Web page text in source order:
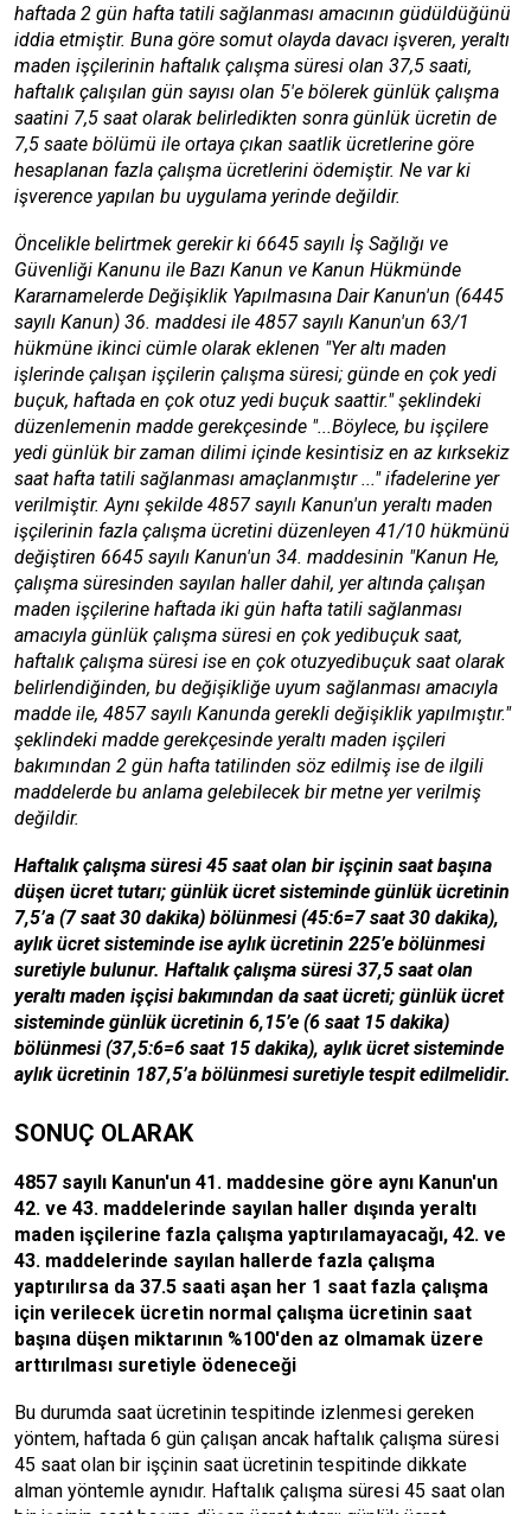
haftada 2 gün hafta tatili sağlanması amacının güdüldüğünü
iddia etmiştir. Buna göre somut olayda davacı işveren, yeraltı
maden işçilerinin haftalık çalışma süresi olan 37,5 saati,
haftalık çalışılan gün sayısı olan 5'e bölerek günlük çalışma
saatini 7,5 saat olarak belirledikten sonra günlük ücretin de
7,5 saate bölümü ile ortaya çıkan saatlik ücretlerine göre
hesaplanan fazla çalışma ücretlerini ödemiştir. Ne var ki
işverence yapılan bu uygulama yerinde değildir.
Öncelikle belirtmek gerekir ki 6645 sayılı İş Sağlığı ve
Güvenliği Kanunu ile Bazı Kanun ve Kanun Hükmünde
Kararnamelerde Değişiklik Yapılmasına Dair Kanun'un (6445
sayılı Kanun) 36. maddesi ile 4857 sayılı Kanun'un 63/1
hükmüne ikinci cümle olarak eklenen "Yer altı maden
işlerinde çalışan işçilerin çalışma süresi; günde en çok yedi
buçuk, haftada en çok otuz yedi buçuk saattir." şeklindeki
düzenlemenin madde gerekçesinde "...Böylece, bu işçilere
yedi günlük bir zaman dilimi içinde kesintisiz en az kırksekiz
saat hafta tatili sağlanması amaçlanmıştır ..." ifadelerine yer
verilmiştir. Aynı şekilde 4857 sayılı Kanun'un yeraltı maden
işçilerinin fazla çalışma ücretini düzenleyen 41/10 hükmünü
değiştiren 6645 sayılı Kanun'un 34. maddesinin "Kanun He,
çalışma süresinden sayılan haller dahil, yer altında çalışan
maden işçilerine haftada iki gün hafta tatili sağlanması
amacıyla günlük çalışma süresi en çok yedibuçuk saat,
haftalık çalışma süresi ise en çok otuzyedibuçuk saat olarak
belirlendiğinden, bu değişikliğe uyum sağlanması amacıyla
madde ile, 4857 sayılı Kanunda gerekli değişiklik yapılmıştır."
şeklindeki madde gerekçesinde yeraltı maden işçileri
bakımından 2 gün hafta tatilinden söz edilmiş ise de ilgili
maddelerde bu anlama gelebilecek bir metne yer verilmiş
değildir.
Haftalık çalışma süresi 45 saat olan bir işçinin saat başına
düşen ücret tutarı; günlük ücret sisteminde günlük ücretinin
7,5’a (7 saat 30 dakika) bölünmesi (45:6=7 saat 30 dakika),
aylık ücret sisteminde ise aylık ücretinin 225’e bölünmesi
suretiyle bulunur. Haftalık çalışma süresi 37,5 saat olan
yeraltı maden işçisi bakımından da saat ücreti; günlük ücret
sisteminde günlük ücretinin 6,15’e (6 saat 15 dakika)
bölünmesi (37,5:6=6 saat 15 dakika), aylık ücret sisteminde
aylık ücretinin 187,5’a bölünmesi suretiyle tespit edilmelidir.
SONUÇ OLARAK
4857 sayılı Kanun'un 41. maddesine göre aynı Kanun'un
42. ve 43. maddelerinde sayılan haller dışında yeraltı
maden işçilerine fazla çalışma yaptırılamayacağı, 42. ve
43. maddelerinde sayılan hallerde fazla çalışma
yaptırılırsa da 37.5 saati aşan her 1 saat fazla çalışma
için verilecek ücretin normal çalışma ücretinin saat
başına düşen miktarının %100'den az olmamak üzere
arttırılması suretiyle ödeneceği
Bu durumda saat ücretinin tespitinde izlenmesi gereken
yöntem, haftada 6 gün çalışan ancak haftalık çalışma süresi
45 saat olan bir işçinin saat ücretinin tespitinde dikkate
alman yöntemle aynıdır. Haftalık çalışma süresi 45 saat olan